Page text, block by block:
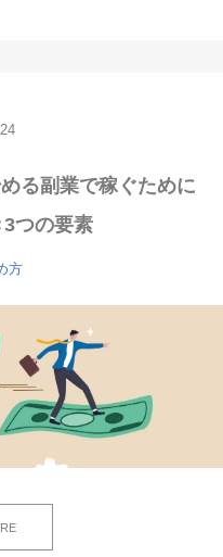
る副業で稼ぐために
つの要素
方